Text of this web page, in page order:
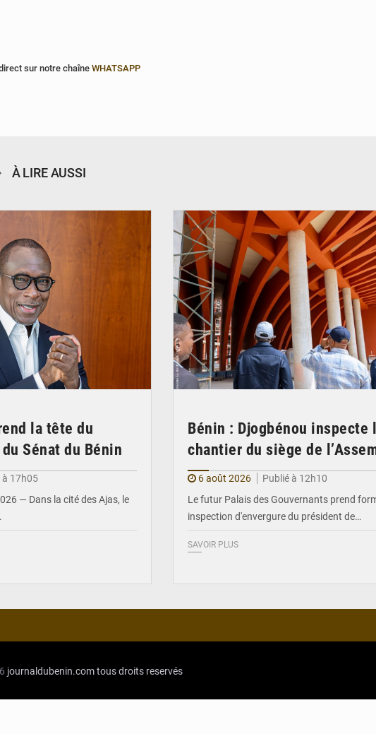
sur notre chaîne WHATSAPP
À LIRE AUSSI
la tête du
Sénat du Bénin
à 17h05
— Dans la cité des Ajas, le
Bénin : Djogbénou inspecte
chantier du siège de
6 août 2026
Publié à 12h10
Le futur Palais des Gouvernants prend
inspection d'envergure du président de…
SAVOIR PLUS
journaldubenin.comtous droits reservés